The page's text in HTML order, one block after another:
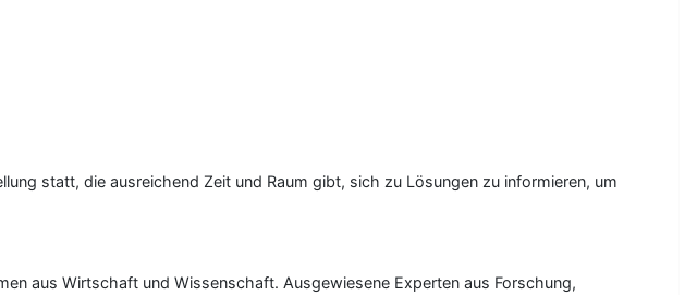
statt, die ausreichend Zeit und Raum gibt, sich zu Lösungen zu informieren, um
aus Wirtschaft und Wissenschaft. Ausgewiesene Experten aus Forschung,